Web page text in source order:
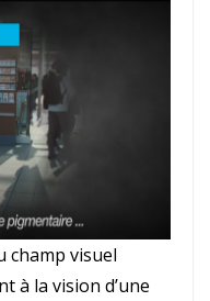
champ visuel
à la vision d’une